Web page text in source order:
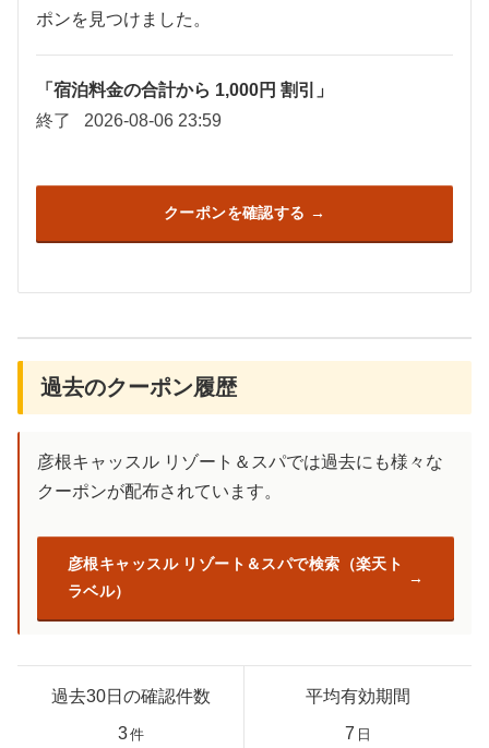
ポンを見つけました。
「宿泊料金の合計から 1,000円 割引」
終了
2026-08-06 23:59
クーポンを確認する
過去のクーポン履歴
彦根キャッスル リゾート＆スパでは過去にも様々な
クーポンが配布されています。
彦根キャッスル リゾート＆スパで検索（楽天ト
ラベル）
過去30日の確認件数
3件
平均有効期間
7 日